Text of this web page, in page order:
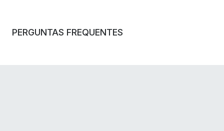
PERGUNTAS FREQUENTES